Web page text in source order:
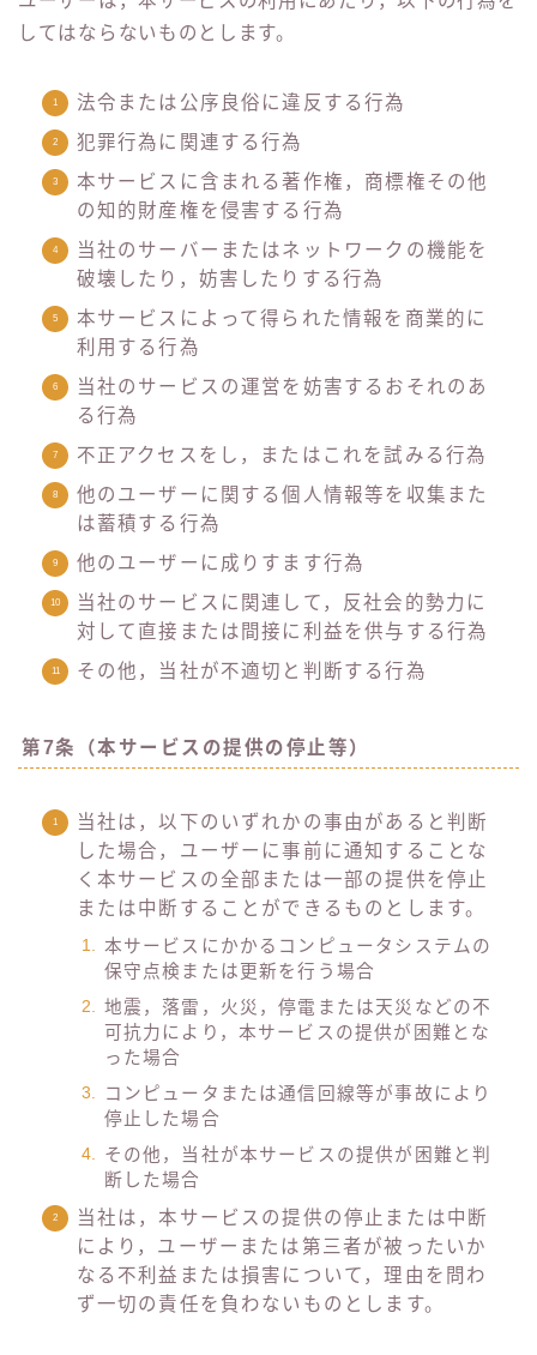
してはならないものとします。
法令または公序良俗に違反する行為
犯罪行為に関連する行為
本サービスに含まれる著作権，商標権その他
の知的財産権を侵害する行為
当社のサーバーまたはネットワークの機能を
破壊したり，妨害したりする行為
本サービスによって得られた情報を商業的に
利用する行為
当社のサービスの運営を妨害するおそれのあ
る行為
不正アクセスをし，またはこれを試みる行為
他のユーザーに関する個人情報等を収集また
は蓄積する行為
他のユーザーに成りすます行為
当社のサービスに関連して，反社会的勢力に
対して直接または間接に利益を供与する行為
その他，当社が不適切と判断する行為
第7条（本サービスの提供の停止等）
当社は，以下のいずれかの事由があると判断
した場合，ユーザーに事前に通知することな
く本サービスの全部または一部の提供を停止
または中断することができるものとします。
本サービスにかかるコンピュータシステムの
保守点検または更新を行う場合
地震，落雷，火災，停電または天災などの不
可抗力により，本サービスの提供が困難とな
った場合
コンピュータまたは通信回線等が事故により
停止した場合
その他，当社が本サービスの提供が困難と判
断した場合
当社は，本サービスの提供の停止または中断
により，ユーザーまたは第三者が被ったいか
なる不利益または損害について，理由を問わ
ず一切の責任を負わないものとします。